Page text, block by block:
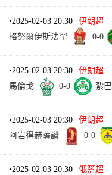
•2025-02-03 20:30
伊朗超
格努爾伊斯法罕
0-0
•2025-02-03 20:30
伊朗超
馬倫戈
0-0 紮
•2025-02-03 20:30
伊朗超
阿岩得赫薩讚
0-0
•2025-02-03 20:30
俄籃超